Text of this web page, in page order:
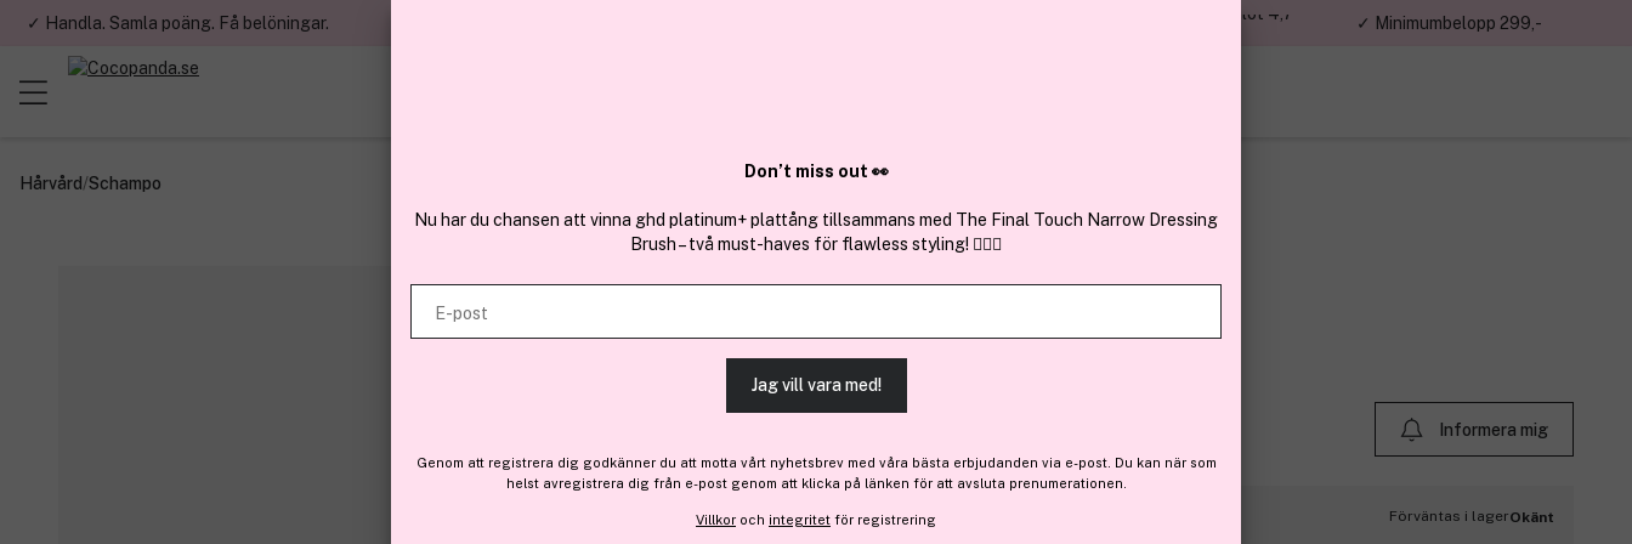
✓ Handla. Samla poäng. Få belöningar.
✓ Över 1,5 miljon kunder – Trustpilot 4,7
✓ Minimumbelopp 299,-
Hårvård/Schampo
milk_shake
Sun&more All Over Shampoo 250ml
251 kr
Före: 314 kr
Informera mig
Slut i lager Förväntas i lagerOkänt
Don’t miss out 👀
Nu har du chansen att vinna ghd platinum+ plattång tillsammans med The Final Touch Narrow Dressing
Brush – två must-haves för flawless styling! 💇‍♀️✨
E-post
Jag vill vara med!
Genom att registrera dig godkänner du att motta vårt nyhetsbrev med våra bästa erbjudanden via e-post. Du kan när som
helst avregistrera dig från e-post genom att klicka på länken för att avsluta prenumerationen.
Villkor och integritet för registrering